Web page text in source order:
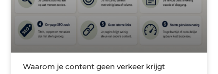
Waarom je content geen verkeer krijgt